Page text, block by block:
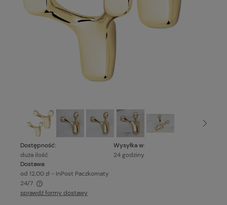
Dostępność:
duża ilość
Wysyłka w:
24 godziny
Dostawa:
od 12,00 zł - InPost Paczkomaty
24/7
Cena nie zawiera ewentualnych kosztów płatności
sprawdź formy dostawy